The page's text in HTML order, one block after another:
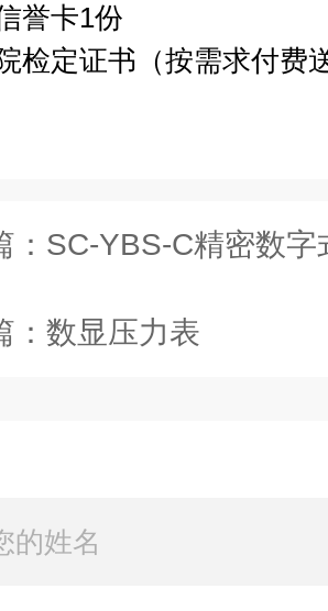
誉卡1份
检定证书（按需求付费
： SC-YBS-C精密数字
数显压力表